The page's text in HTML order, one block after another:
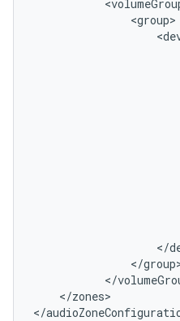
<
<group
<
</
</group
</
</zones>
</